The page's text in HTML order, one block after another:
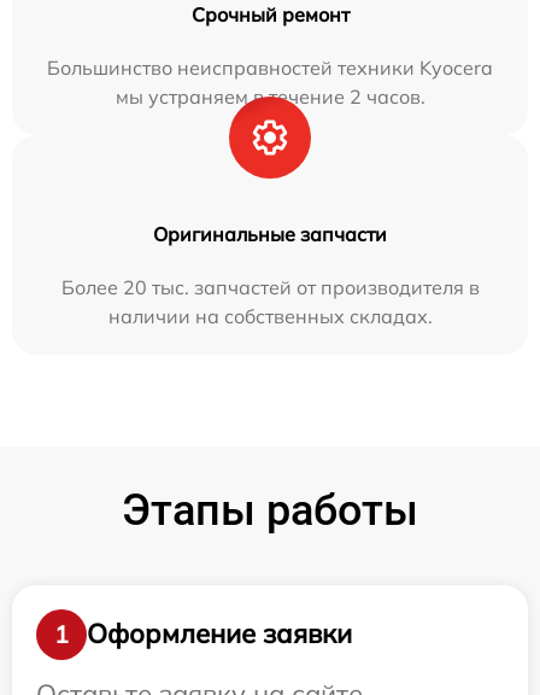
Срочный ремонт
Большинство неисправностей техники Kyocera
мы устраняем в течение 2 часов.
Оригинальные запчасти
Более 20 тыс. запчастей от производителя в
наличии на собственных складах.
Этапы работы
1
Оформление заявки